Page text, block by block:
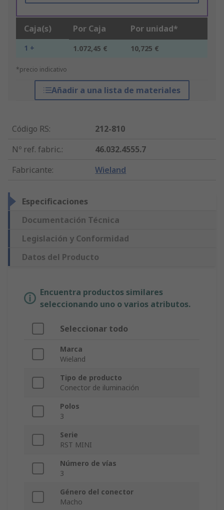
Caja(s) Por Caja Por unidad*
1 + 1.072,45 € 10,725 €
*precio indicativo
Añadir a una lista de materiales
Código RS:
212-810
Nº ref. fabric.:
46.032.4555.7
Fabricante: Wieland
Especificaciones
Documentación Técnica
Legislación y Conformidad
Datos del Producto
Encuentra productos similares
seleccionando uno o varios atributos.
Seleccionar todo
Marca
Wieland
Tipo de producto
Conector de iluminación
Polos
3
Serie
RST MINI
Número de vías
3
Género del conector
Macho